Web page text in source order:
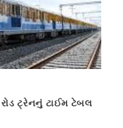
ટ્રેનનું ટાઈમ ટેબલ